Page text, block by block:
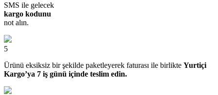
SMS ile gelecek
kargo kodunu
not alın.
5
Ürünü eksiksiz bir şekilde paketleyerek faturası ile birlikte Yurtiçi
Kargo’ya 7 iş günü içinde teslim edin.